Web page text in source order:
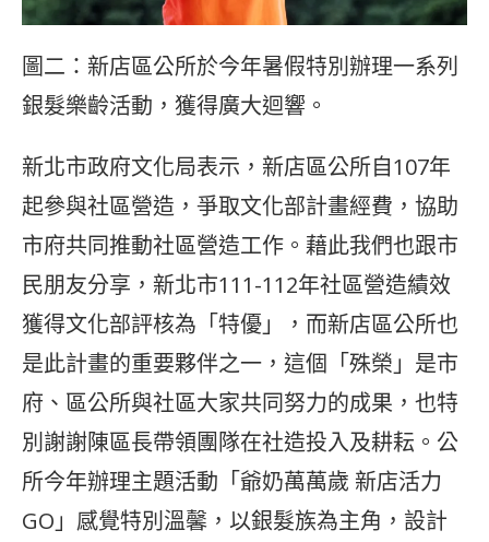
圖二：新店區公所於今年暑假特別辦理一系列
銀髮樂齡活動，獲得廣大迴響。
新北市政府文化局表示，新店區公所自107年
起參與社區營造，爭取文化部計畫經費，協助
市府共同推動社區營造工作。藉此我們也跟市
民朋友分享，新北市111-112年社區營造績效
獲得文化部評核為「特優」，而新店區公所也
是此計畫的重要夥伴之一，這個「殊榮」是市
府、區公所與社區大家共同努力的成果，也特
別謝謝陳區長帶領團隊在社造投入及耕耘。公
所今年辦理主題活動「爺奶萬萬歲 新店活力
GO」感覺特別溫馨，以銀髮族為主角，設計